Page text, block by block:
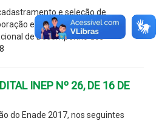
e seleção de
e revisão de itens para a
de Desempenho dos
INEP Nº 26, DE 16 DE
do Enade 2017, nos seguintes